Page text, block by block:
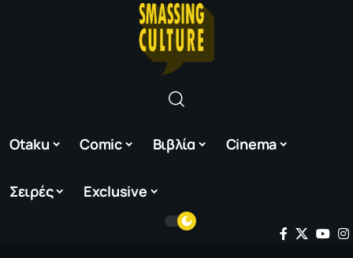
Otaku Comic Βιβλία Cinema
Σειρές Exclusive